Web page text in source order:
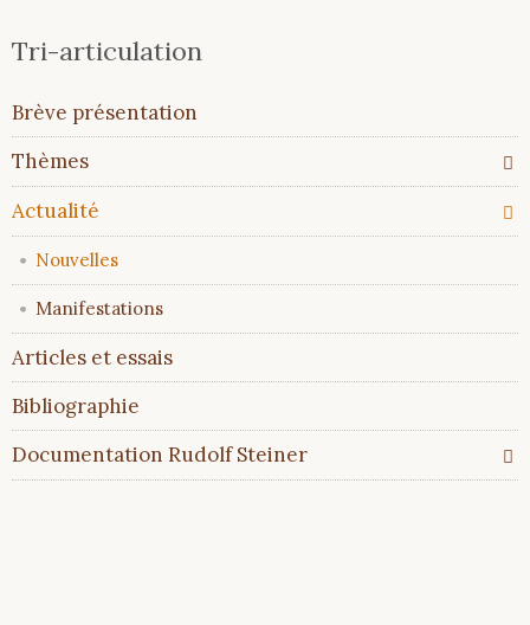
Tri-articulation
Aller
au
contenu
Brève présentation
Thèmes
Actualité
Nouvelles
Manifestations
Articles et essais
Bibliographie
Documentation Rudolf Steiner